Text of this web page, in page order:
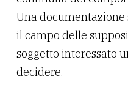
Una
il campo delle
soggetto interessato
decidere.